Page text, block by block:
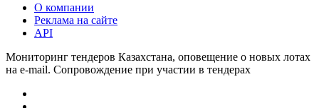
О компании
Реклама на сайте
API
Мониторинг тендеров Казахстана, оповещение о новых лотах
на e-mail. Сопровождение при участии в тендерах